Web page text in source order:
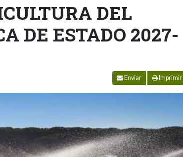
DEL
DE ESTADO 2027-
Enviar Imprimir